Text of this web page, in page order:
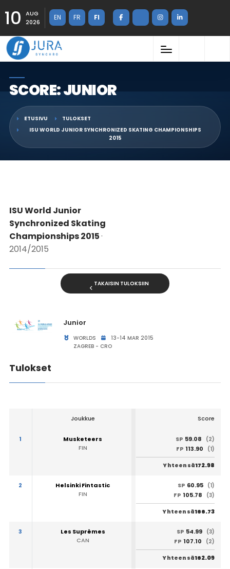
10
AUG
2026
EN FR FI
SCORE: JUNIOR
ETUSIVU
TULOKSET
ISU WORLD JUNIOR SYNCHRONIZED SKATING CHAMPIONSHIPS
2015
ISU World Junior
Synchronized Skating
Championships 2015·
2014/2015
TAKAISIN TULOKSIIN
Junior
WORLDS
13-14 MAR 2015
ZAGREB - CRO
Tulokset
Joukkue Score
1
Musketeers
FIN
SP 59.08
(2)
FP 113.90 (1)
Yhteensä172.98
2
Helsinki Fintastic
FIN
SP 60.95 (1)
FP 105.78 (3)
Yhteensä166.73
3
Les Suprêmes
CAN
SP 54.99 (3)
FP 107.10 (2)
Yhteensä162.09